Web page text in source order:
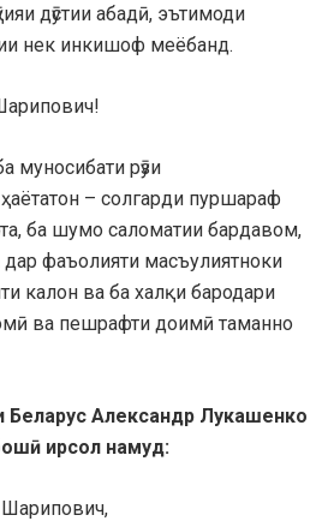
дӯстии абадӣ, эътимоди
нек инкишоф меёбанд.
муносибати рӯзи
– солгарди пуршараф
ба шумо саломатии бардавом,
фаъолияти масъулиятноки
калон ва ба халқи бародари
ва пешрафти доимӣ таманно
Беларус Александр Лукашенко
ирсол намуд: